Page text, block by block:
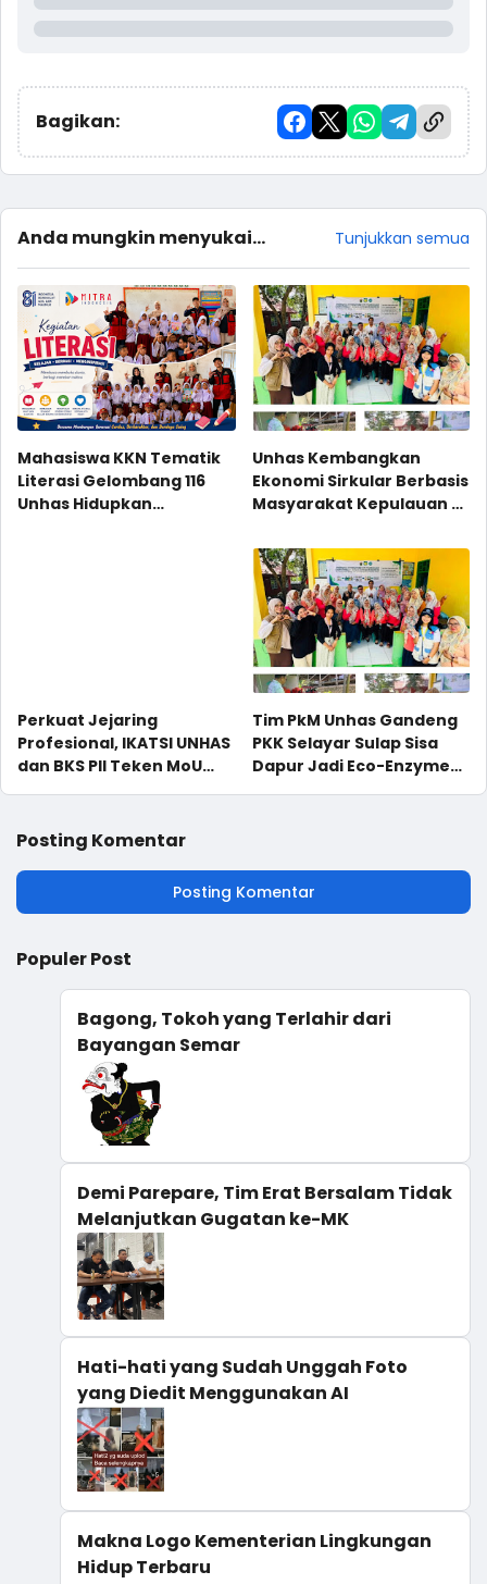
Bagikan:
Anda mungkin menyukai
postingan ini
Tunjukkan semua
Mahasiswa KKN Tematik
Literasi Gelombang 116
Unhas Hidupkan
Unhas Kembangkan
Ekonomi Sirkular Berbasis
Masyarakat Kepulauan di
Perkuat Jejaring
Profesional, IKATSI UNHAS
dan BKS PII Teken MoU
Kolaborasi
Tim PkM Unhas Gandeng
PKK Selayar Sulap Sisa
Dapur Jadi Eco-Enzyme
Posting Komentar
Posting Komentar
Populer Post
Bagong, Tokoh yang Terlahir dari
Bayangan Semar
Demi Parepare, Tim Erat Bersalam Tidak
Melanjutkan Gugatan ke-MK
Hati-hati yang Sudah Unggah Foto
yang Diedit Menggunakan AI
Makna Logo Kementerian Lingkungan
Hidup Terbaru